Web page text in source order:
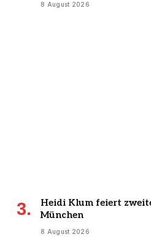
8 August 2026
Heidi Klum feiert
München
8 August 2026